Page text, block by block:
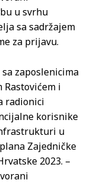
u svrhu
sa sadržajem
za prijavu.
zaposlenicima
i
radionici
korisnike
u
Zajedničke
2023. –